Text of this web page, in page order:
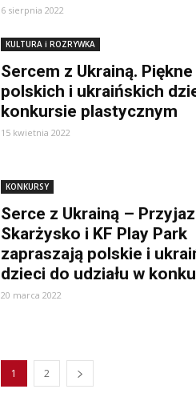
6 sierpnia 2022
KULTURA i ROZRYWKA
Sercem z Ukrainą.
polskich i ukraińskich
konkursie plastycznym
15 kwietnia 2022
KONKURSY
Serce z Ukrainą –
Skarżysko i KF Play Park
zapraszają polskie i
dzieci do udziału w
20 marca 2022
1 2